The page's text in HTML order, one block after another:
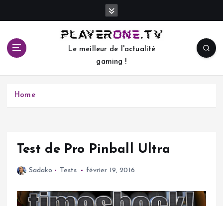
c
Le meilleur de l'actualité
gaming !
Home
Test de Pro Pinball Ultra
Sadako Tests février 19, 2016